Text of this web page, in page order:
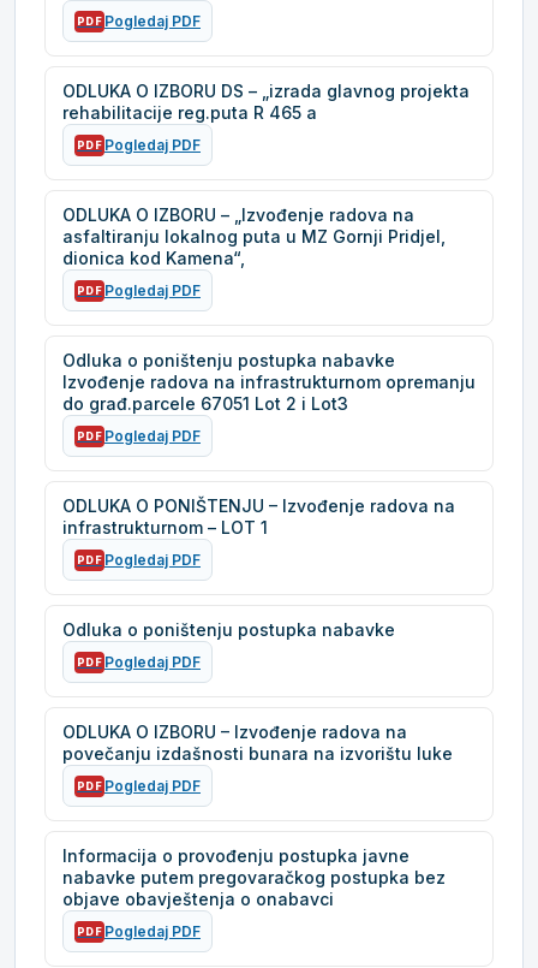
PDF Pogledaj PDF
ODLUKA O IZBORU DS – „izrada glavnog projekta
rehabilitacije reg.puta R 465 a
PDF Pogledaj PDF
ODLUKA O IZBORU – „Izvođenje radova na
asfaltiranju lokalnog puta u MZ Gornji Pridjel,
dionica kod Kamena“,
PDF Pogledaj PDF
Odluka o poništenju postupka nabavke
Izvođenje radova na infrastrukturnom opremanju
do građ.parcele 67051 Lot 2 i Lot3
PDF Pogledaj PDF
ODLUKA O PONIŠTENJU – Izvođenje radova na
infrastrukturnom – LOT 1
PDF Pogledaj PDF
Odluka o poništenju postupka nabavke
PDF Pogledaj PDF
ODLUKA O IZBORU – Izvođenje radova na
povečanju izdašnosti bunara na izvorištu luke
PDF Pogledaj PDF
Informacija o provođenju postupka javne
nabavke putem pregovaračkog postupka bez
objave obavještenja o onabavci
PDF Pogledaj PDF